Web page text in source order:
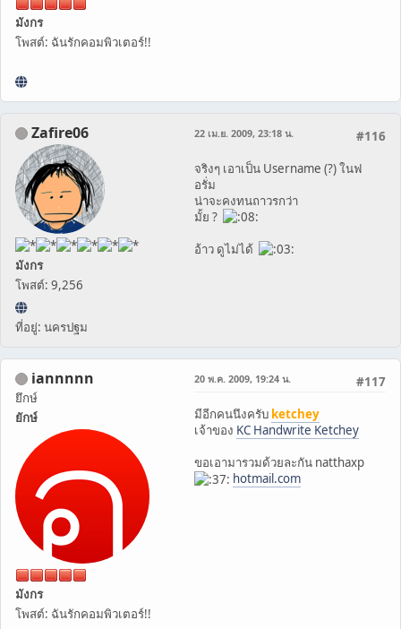
มังกร
โพสต์: ฉันรักคอมพิวเตอร์!!
Zafire06
มังกร
โพสต์: 9,256
ที่อยู่: นครปฐม
#116
22 เม.ย. 2009, 23:18 น.
จริงๆ เอาเป็น Username (?) ในฟ
อรั่ม
น่าจะคงทนถาวรกว่า
มั้ย ?
อ้าว ดูไม่ได้
iannnnn
ยึกษ์
ยักษ์
มังกร
โพสต์: ฉันรักคอมพิวเตอร์!!
#117
20 พ.ค. 2009, 19:24 น.
มีอีกคนนึงครับ ketchey
เจ้าของ KC Handwrite Ketchey
ขอเอามารวมด้วยละกัน natthaxp
hotmail.com